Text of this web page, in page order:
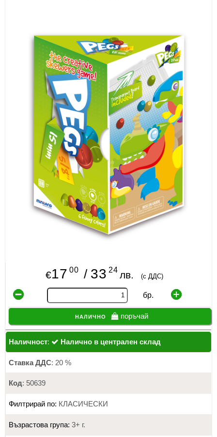
СПОРТ
МЕБЕЛИ И ОБОРУДВАНЕ
КАНЦЕЛАРСКИ МАТЕРИАЛИ
КНИГИ И УЧЕБНИЦИ
БДП
НОВИ
ПРОМОЦИИ
S.T.E.M.
ИНСТРУМЕНТИ
€17 00 / 33 24 лв. (с ДДС)
бр.
налично поръчай
Наличност: Налично в централен склад
Ставка ДДС: 20 %
Код: 50639
Филтрирай по: КЛАСИЧЕСКИ
Възрастова група: 3+ г.